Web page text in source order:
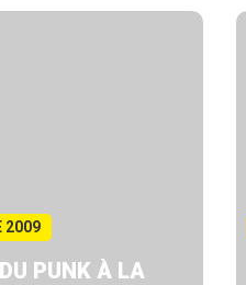
2009
PUNK À LA